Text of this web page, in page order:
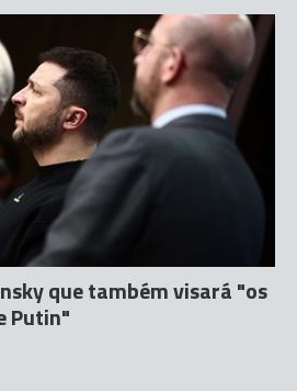
que também visará "os
Putin"